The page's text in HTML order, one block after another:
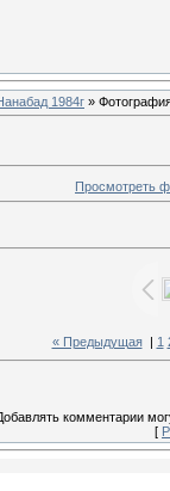
1984г »
Просмотреть
« Предыдущая| 1
комментарии
[